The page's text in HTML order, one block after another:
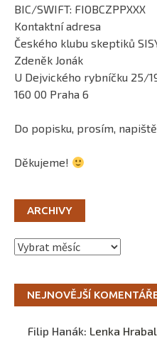
BIC/SWIFT: FIOBCZPPXXX
Kontaktní adresa
Českého klubu skeptiků
Zdeněk Jonák
U Dejvického rybníčku 25/
160 00 Praha 6
Do popisku, prosím, napiště
Děkujeme!
ARCHIVY
Archivy
NEJNOVĚJŠÍ
Filip Hanák: Lenka